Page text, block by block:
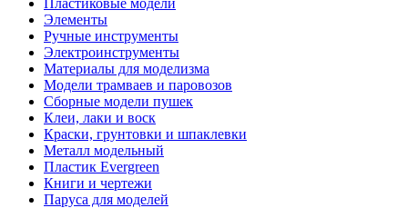
Элементы
Ручные инструменты
Электроинструменты
Материалы для моделизма
Модели трамваев и паровозов
Сборные модели пушек
Клеи, лаки и воск
Краски, грунтовки и шпаклевки
Металл модельный
Пластик Evergreen
Книги и чертежи
Паруса для моделей